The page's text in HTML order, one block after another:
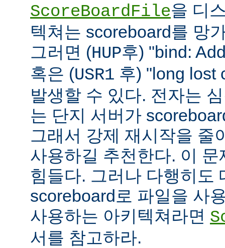
ScoreBoardFile을 디
텍쳐는 scoreboard를 망
그러면 (HUP후) "bind:
혹은 (USR1 후) "long lost
발생할 수 있다. 전자는
는 단지 서버가
그래서 강제 재시작을 줄
사용하길 추천한다. 이
힘들다. 그러나 다행히도
scoreboard로 파일을 사
사용하는 아키텍쳐라면
서를 참고하라.